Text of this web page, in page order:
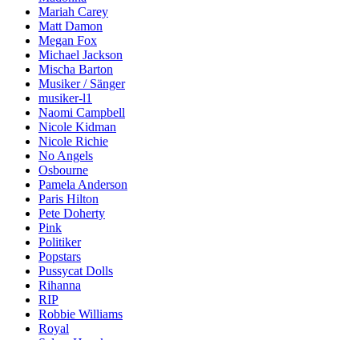
Mariah Carey
Matt Damon
Megan Fox
Michael Jackson
Mischa Barton
Musiker / Sänger
musiker-l1
Naomi Campbell
Nicole Kidman
Nicole Richie
No Angels
Osbourne
Pamela Anderson
Paris Hilton
Pete Doherty
Pink
Politiker
Popstars
Pussycat Dolls
Rihanna
RIP
Robbie Williams
Royal